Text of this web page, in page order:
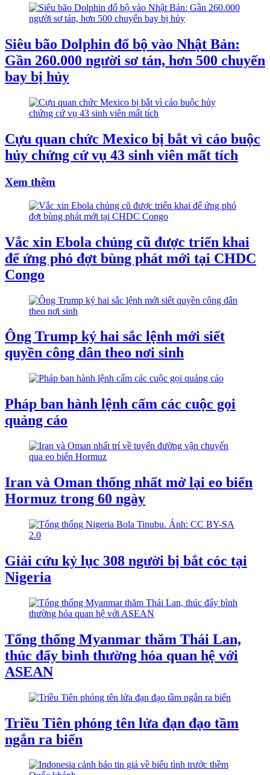
Siêu bão Dolphin đổ bộ vào Nhật Bản:
Gần 260.000 người sơ tán, hơn 500 chuyến
bay bị hủy
Cựu quan chức Mexico bị bắt vì cáo buộc
hủy chứng cứ vụ 43 sinh viên mất tích
Xem thêm
Vắc xin Ebola chủng cũ được triển khai
để ứng phó đợt bùng phát mới tại CHDC
Congo
Ông Trump ký hai sắc lệnh mới siết
quyền công dân theo nơi sinh
Pháp ban hành lệnh cấm các cuộc gọi
quảng cáo
Iran và Oman thống nhất mở lại eo biển
Hormuz trong 60 ngày
Giải cứu kỷ lục 308 người bị bắt cóc tại
Nigeria
Tổng thống Myanmar thăm Thái Lan,
thúc đẩy bình thường hóa quan hệ với
ASEAN
Triều Tiên phóng tên lửa đạn đạo tầm
ngắn ra biển